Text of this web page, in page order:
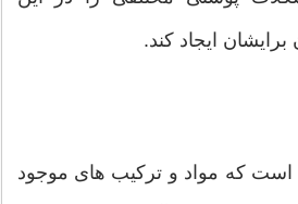
ایجاد کند.
که مواد و ترکیب های موجود